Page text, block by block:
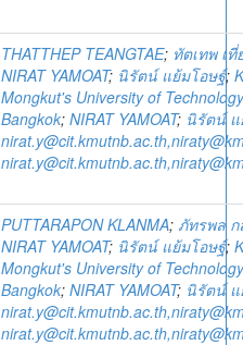
THATTHEP TEANGTAE; ทัตเทพ เที่
NIRAT YAMOAT; นิรัตน์ แย้มโอษฐ์;
Mongkut's University of
Bangkok; NIRAT YAMOAT; นิรัตน์
PUTTARAPON KLANMA; ภัทรพล
NIRAT YAMOAT; นิรัตน์ แย้มโอษฐ์;
Mongkut's University of
Bangkok; NIRAT YAMOAT; นิรัตน์